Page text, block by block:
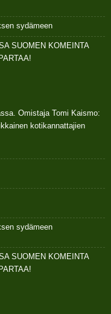
sydämeen
SUOMEN KOMEINTA
Omistaja Tomi Kaismo:
kotikannattajien
sydämeen
SUOMEN KOMEINTA